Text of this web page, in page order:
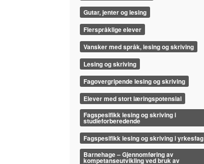
Gutar, jenter og lesing
Flerspråklige elever
Vansker med språk, lesing og skriving
Lesing og skriving
Fagovergripende lesing og skriving
Elever med stort læringspotensial
Fagspesifikk lesing og skriving i
studieforberedende
Fagspesifikk lesing og skriving i yrkesfag
Barnehage – Gjennomføring av
kompetanseutvikling ved bruk av